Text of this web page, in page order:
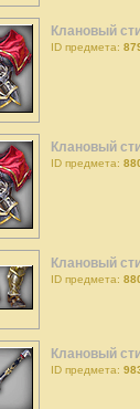
Клановый
ID предмета:
Клановый
ID предмета:
Клановый
ID предмета:
Клановый
ID предмета: